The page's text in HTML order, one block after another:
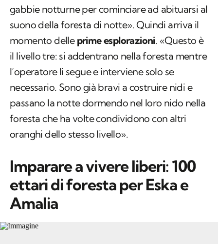
gabbie notturne per cominciare ad abituarsi al
suono della foresta di notte». Quindi arriva il
momento delle prime esplorazioni. «Questo è
il livello tre: si addentrano nella foresta mentre
l’operatore li segue e interviene solo se
necessario. Sono già bravi a costruire nidi e
passano la notte dormendo nel loro nido nella
foresta che ha volte condividono con altri
oranghi dello stesso livello».
Imparare a vivere liberi: 100
ettari di foresta per Eska e
Amalia